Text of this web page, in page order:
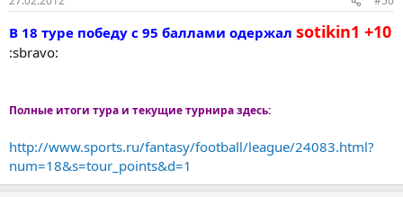
В 18 туре победу с 95 баллами одержал sotikin1 +10
:sbravo:
Полные итоги тура и текущие турнира здесь:
http://www.sports.ru/fantasy/football/league/24083.html?
num=18&s=tour_points&d=1